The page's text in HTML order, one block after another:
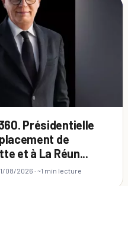
Présidentielle
de
et à La Réun...
08/2026 · ~1 min lecture